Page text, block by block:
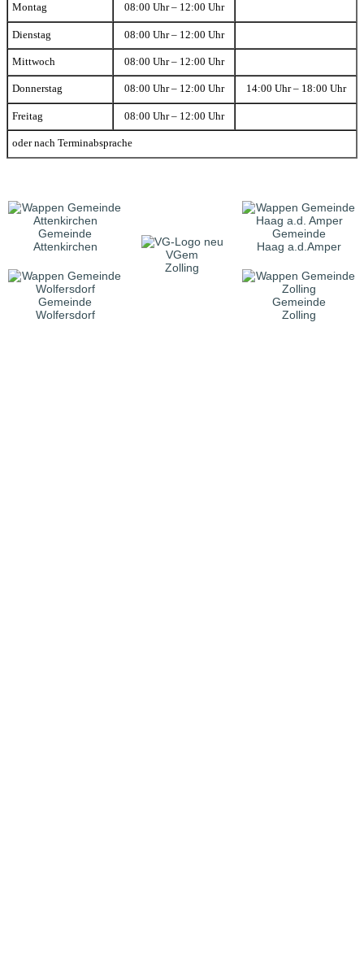
Montag 08:00 Uhr – 12:00 Uhr
Dienstag 08:00 Uhr – 12:00 Uhr
Mittwoch 08:00 Uhr – 12:00 Uhr
Donnerstag 08:00 Uhr – 12:00 Uhr 14:00 Uhr – 18:00 Uhr
Freitag 08:00 Uhr – 12:00 Uhr
oder nach Terminabsprache
Gemeinde
Attenkirchen
VGem
Zolling
Gemeinde
Haag a.d.Amper
Gemeinde
Wolfersdorf
Gemeinde
Zolling